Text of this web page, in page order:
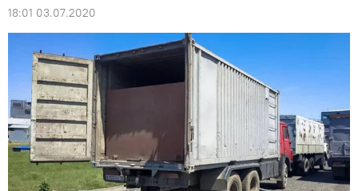
18:01 03.07.2020